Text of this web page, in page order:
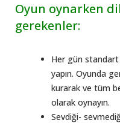
Oyun oynarken
gerekenler:
Her gün standart
yapın. Oyunda
kurarak ve tüm
olarak oynayın.
Sevdiği-